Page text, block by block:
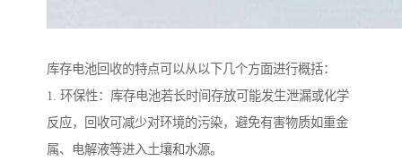
库存电池回收的特点可以从以下几个方面进行概括：
1. 环保性：库存电池若长时间存放可能发生泄漏或化学
反应，回收可减少对环境的污染，避免有害物质如重金
属、电解液等进入土壤和水源。